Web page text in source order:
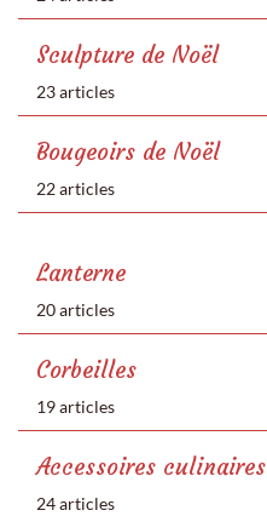
Sculpture de Noël
23 articles
Bougeoirs de Noël
22 articles
Lanterne
20 articles
Corbeilles
19 articles
Accessoires culinaires
24 articles